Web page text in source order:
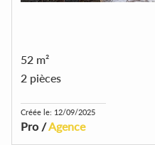
52 m²
2 pièces
Créée le: 12/09/2025
Pro /Agence